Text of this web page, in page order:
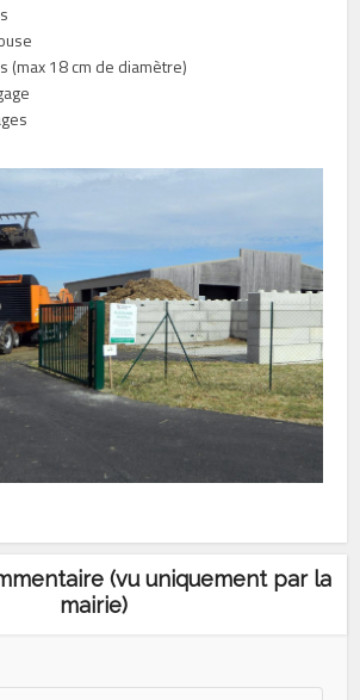
(max 18 cm de diamètre)
(vu uniquement par la
mairie)